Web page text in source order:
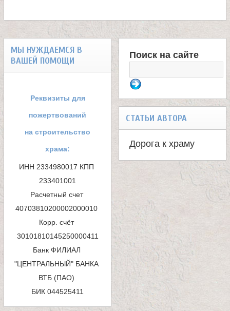
к
о
й
МЫ НУЖДАЕМСЯ В
ВАШЕЙ ПОМОЩИ
Реквизиты для
пожертвований
на строительство
храма:
ИНН 2334980017 КПП
233401001
Расчетный счет
40703810200002000010
Корр. счёт
Банк ФИЛИАЛ
"ЦЕНТРАЛЬНЫЙ" БАНКА
ВТБ (ПАО)
БИК 044525411
Ф
о
р
м
а
о
и
с
к
а
Поиск на сайте
СТАТЬИ АВТОРА
Дорога к храму